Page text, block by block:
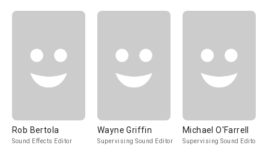
Rob Bertola
Sound Effects Editor
Wayne Griffin
Supervising Sound Editor
Michael O'Farrell
Supervising Sound Editor